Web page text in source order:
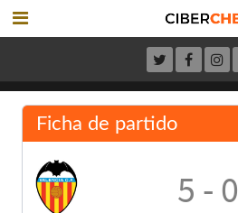
Ficha de partido
5 - 0